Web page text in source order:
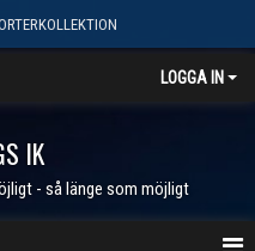
LOGGA IN
IK
- så länge som möjligt